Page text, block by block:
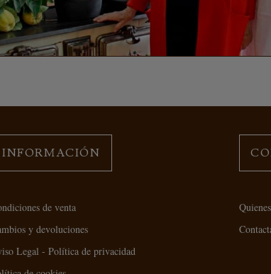
INFORMACIÓN
de venta
y devoluciones
Legal - Política de privacidad